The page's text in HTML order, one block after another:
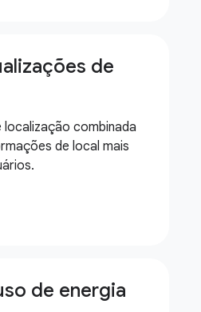
de
combinada
de local mais
de energia